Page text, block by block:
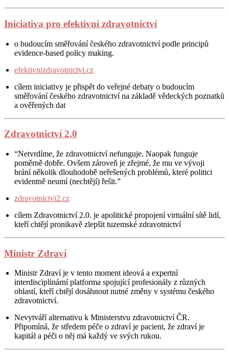
Iniciativa pro efektivní zdravotnictví
o budoucím směřování českého zdravotnictví podle principů
evidence-based policy making.
efektivnizdravotnictvi.cz
cílem iniciativy je přispět do veřejné debaty o budoucím
směřování českého zdravotnictví na základě vědeckých poznatků
a ověřených dat
Zdravotnictví 2.0
“Netvrdíme, že zdravotnictví nefunguje. Naopak funguje
poměrně dobře. Ovšem zároveň je zřejmé, že mu ve vývoji
brání několik dlouhodobě neřešených problémů, které politici
evidentně neumí (nechtějí) řešit.”
zdravotnictvi2.cz
cílem Zdravotnictví 2.0. je apolitické propojení virtuální sítě lidí,
kteří chtějí pronikavě zlepšit tuzemské zdravotnictví
Ministr Zdraví
Ministr Zdraví je v tento moment ideová a expertní
interdisciplinární platforma spojující profesionály z různých
oblastí, kteří chtějí dosáhnout nutné změny v systému českého
zdravotnictví.
Nevytváří alternativu k Ministerstvu zdravotnictví ČR.
Připomíná, že středem péče o zdraví je pacient, že zdraví je
kapitál a péči o něj má každý ve svých rukou.